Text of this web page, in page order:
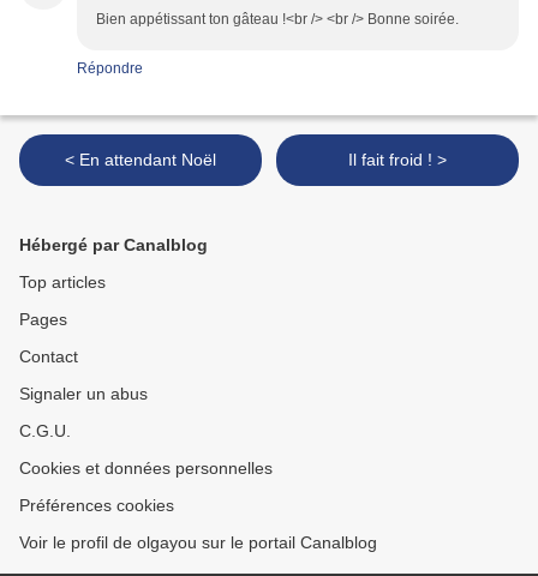
Bien appétissant ton gâteau !<br /> <br /> Bonne soirée.
Répondre
< En attendant Noël Il fait froid ! >
Hébergé par Canalblog
Top articles
Pages
Contact
Signaler un abus
C.G.U.
Cookies et données personnelles
Préférences cookies
Voir le profil de olgayou sur le portail Canalblog